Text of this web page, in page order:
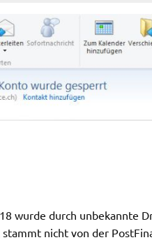
wurde durch unbekannte
nicht von der